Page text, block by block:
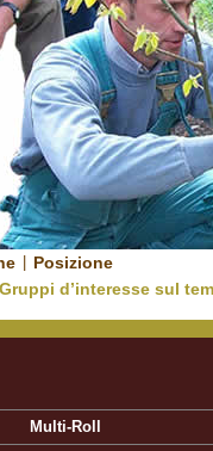
Posizione
Gruppi d’interesse sul
Multi-Roll